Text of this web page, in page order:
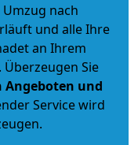
nach
und alle Ihre
an Ihrem
Sie
Angeboten und
Service wird